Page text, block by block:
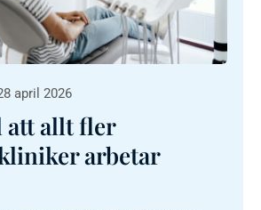
april 2026
att allt fler
arbetar